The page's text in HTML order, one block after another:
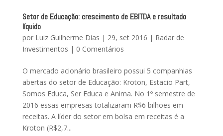
Setor de Educação: crescimento de EBITDA e resultado
líquido
por Luiz Guilherme Dias | 29, set 2016 | Radar de
Investimentos | 0 Comentários
O mercado acionário brasileiro possui 5 companhias
abertas do setor de Educação: Kroton, Estacio Part,
Somos Educa, Ser Educa e Anima. No 1º semestre de
2016 essas empresas totalizaram R$6 bilhões em
receitas. A líder do setor em bolsa em receitas é a
Kroton (R$2,7...